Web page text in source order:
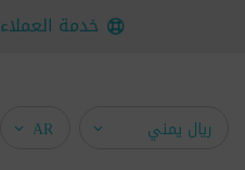
خدمة العملاء